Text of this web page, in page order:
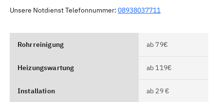
Unsere Notdienst Telefonnummer: 08938037711
Rohrreinigung ab 79€
Heizungswartung ab 119€
Installation ab 29 €